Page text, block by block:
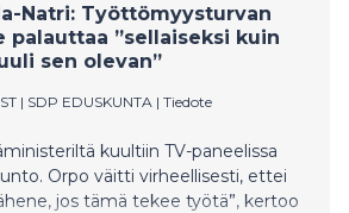
Natri: Työttömyysturvan
palauttaa ”sellaiseksi kuin
sen olevan”
| SDP EDUSKUNTA | Tiedote
kuultiin TV-paneelissa
Orpo väitti virheellisesti, ettei
jos tämä tekee työtä”, kertoo